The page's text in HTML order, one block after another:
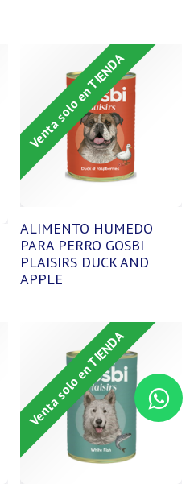
Venta solo en TIENDA
ALIMENTO HUMEDO
PARA PERRO GOSBI
PLAISIRS DUCK AND
APPLE
Venta solo en TIENDA